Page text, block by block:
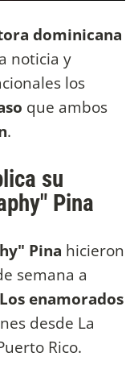
dominicana
noticia y
los
que ambos
.
su
Pina
Pina hicieron
semana a
Los enamorados
desde La
Rico.